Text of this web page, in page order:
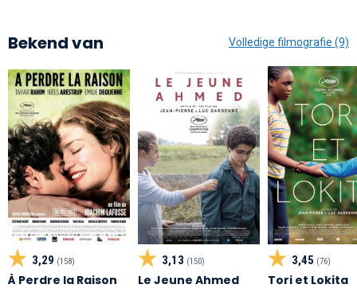
Bekend van Volledige filmografie (9)
3,29 (158)
À Perdre la Raison
3,13 (150)
Le Jeune Ahmed
3,45 (76)
Tori et Lokita